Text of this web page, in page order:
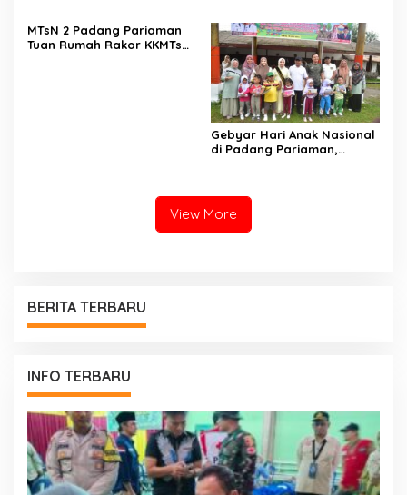
GUSMAN, S.E., M.B.A., DI
MAKODAM
SJAHRIR
MTsN 2 Padang Pariaman
Tuan Rumah Rakor KKMTs
Gebyar Hari Anak Nasional
di Padang Pariaman,
untuk Semua Anak
View More
BERITA TERBARU
INFO TERBARU